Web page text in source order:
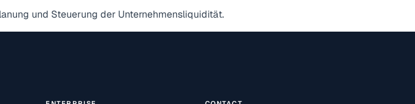
und Steuerung der Unternehmensliquidität.